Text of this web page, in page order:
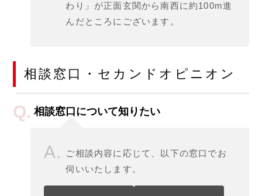
わり」が正面玄関から南西に約100m進
んだところにございます。
相談窓口・セカンドオピニオン
相談窓口について知りたい
ご相談内容に応じて、以下の窓口でお
伺いいたします。